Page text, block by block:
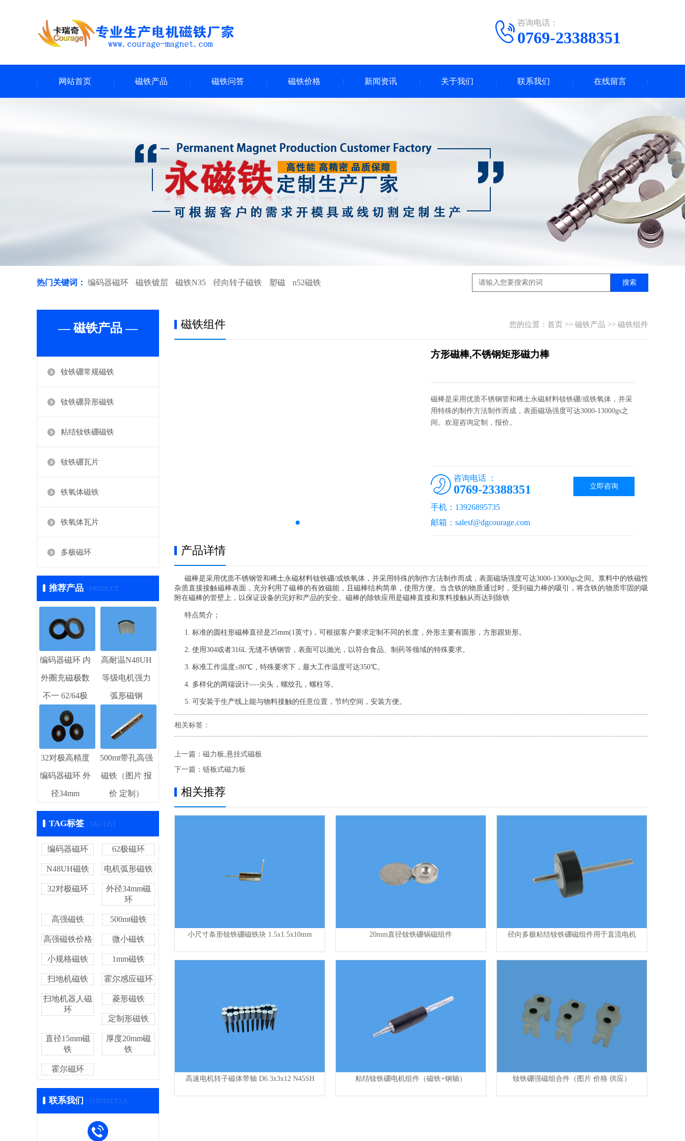
咨询电话：
0769-23388351
网站首页 磁铁产品 磁铁问答 磁铁价格 新闻资讯 关于我们 联系我们 在线留言
热门关键词： 编码器磁环 磁铁镀层 磁铁N35 径向转子磁铁 塑磁 n52磁铁 搜索
— 磁铁产品 —
钕铁硼常规磁铁
钕铁硼异形磁铁
粘结钕铁硼磁铁
钕铁硼瓦片
铁氧体磁铁
铁氧体瓦片
多极磁环
推荐产品 / PRODUCT
编码器磁环 内
外圈充磁极数
不一 62/64极
高耐温N48UH
等级电机强力
弧形磁钢
32对极高精度
编码器磁环 外
径34mm
500mt带孔高强
磁铁（图片 报
价 定制）
TAG标签 / TAG LIST
编码器磁环 62极磁环
N48UH磁铁 电机弧形磁铁
32对极磁环
外径34mm磁
环
高强磁铁 500mt磁铁
高强磁铁价格 微小磁铁
小规格磁铁 1mm磁铁
扫地机磁铁 霍尔感应磁环
扫地机器人磁
环
菱形磁铁
定制形磁铁
直径15mm磁
铁
厚度20mm磁
铁
霍尔磁环
联系我们 / CONTACT US
您的位置： 首页 >> 磁铁产品 >> 磁铁组件
磁铁组件
方形磁棒,不锈钢矩形磁力棒
磁棒是采用优质不锈钢管和稀土永磁材料钕铁硼/或铁氧体，并采
用特殊的制作方法制作而成，表面磁场强度可达3000-13000gs之
间。欢迎咨询定制，报价。
立即咨询
咨询电话 ：
0769-23388351
手机：13926895735
邮箱：salesf@dgcourage.com
产品详情
磁棒是采用优质不锈钢管和稀土永磁材料钕铁硼/或铁氧体，并采用特殊的制作方法制作而成，表面磁场强度可达3000-13000gs之间。浆料中的铁磁性
杂质直接接触磁棒表面，充分利用了磁棒的有效磁能，且磁棒结构简单，使用方便。当含铁的物质通过时，受到磁力棒的吸引，将含铁的物质牢固的吸
附在磁棒的管壁上，以保证设备的完好和产品的安全。磁棒的除铁应用是磁棒直接和浆料接触从而达到除铁
特点简介；
1. 标准的圆柱形磁棒直径是25mm(1英寸)，可根据客户要求定制不同的长度，外形主要有圆形，方形跟矩形。
2. 使用304或者316L 无缝不锈钢管，表面可以抛光，以符合食品、制药等领域的特殊要求。
3. 标准工作温度≤80℃，特殊要求下，最大工作温度可达350℃。
4. 多样化的两端设计----尖头，螺纹孔，螺柱等。
5. 可安装于生产线上能与物料接触的任意位置，节约空间，安装方便。
相关标签：
上一篇： 磁力板,悬挂式磁板
下一篇： 链板式磁力板
相关推荐
小尺寸条形钕铁硼磁铁块 1.5x1.5x10mm 20mm直径钕铁硼锅磁组件 径向多极粘结钕铁硼磁组件用于直流电机
高速电机转子磁体带轴 D6.3x3x12 N45SH 粘结钕铁硼电机组件（磁铁+钢轴） 钕铁硼强磁组合件（图片 价格 供应）